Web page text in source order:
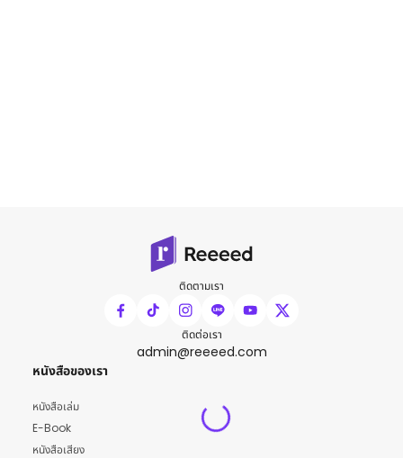
ติดตามเรา
ติดต่อเรา
admin@reeeed.com
หนังสือของเรา
หนังสือเล่ม
E-Book
หนังสือเสียง